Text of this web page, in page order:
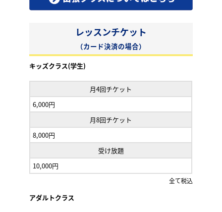
レッスンチケット
（カード決済の場合）
キッズクラス(学生)
月4回チケット
6,000円
月8回チケット
8,000円
受け放題
10,000円
全て税込
アダルトクラス